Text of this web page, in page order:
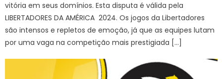
vitória em seus domínios. Esta disputa é válida pela
LIBERTADORES DA AMÉRICA 2024. Os jogos da Libertadores
são intensos e repletos de emoção, já que as equipes lutam
por uma vaga na competição mais prestigiada […]